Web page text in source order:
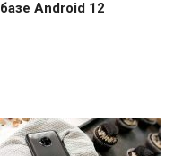
базе Android 12